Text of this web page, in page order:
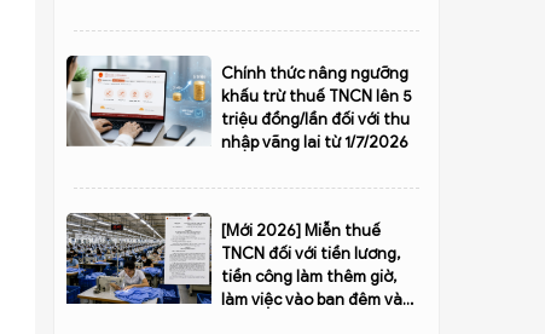
Chính thức nâng ngưỡng
khấu trừ thuế TNCN lên 5
triệu đồng/lần đối với thu
nhập vãng lai từ 1/7/2026
[Mới 2026] Miễn thuế
TNCN đối với tiền lương,
tiền công làm thêm giờ,
làm việc vào ban đêm và